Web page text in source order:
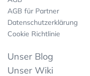
AGB für Partner
Datenschutzerklärung
Cookie Richtlinie
Unser Blog
Unser Wiki